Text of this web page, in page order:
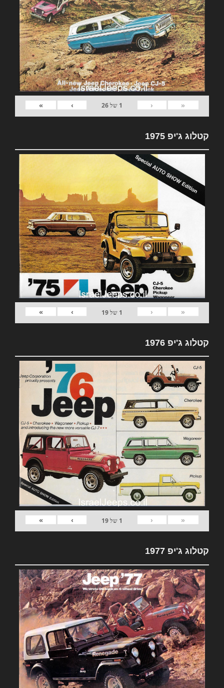
«
‹
1 של26
›
»
קטלוג ג'יפ 1975
«
‹
1 של19
›
»
קטלוג ג'יפ 1976
«
‹
1 של19
›
»
קטלוג ג'יפ 1977